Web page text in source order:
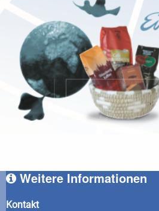
Weitere Informationen
Kontakt